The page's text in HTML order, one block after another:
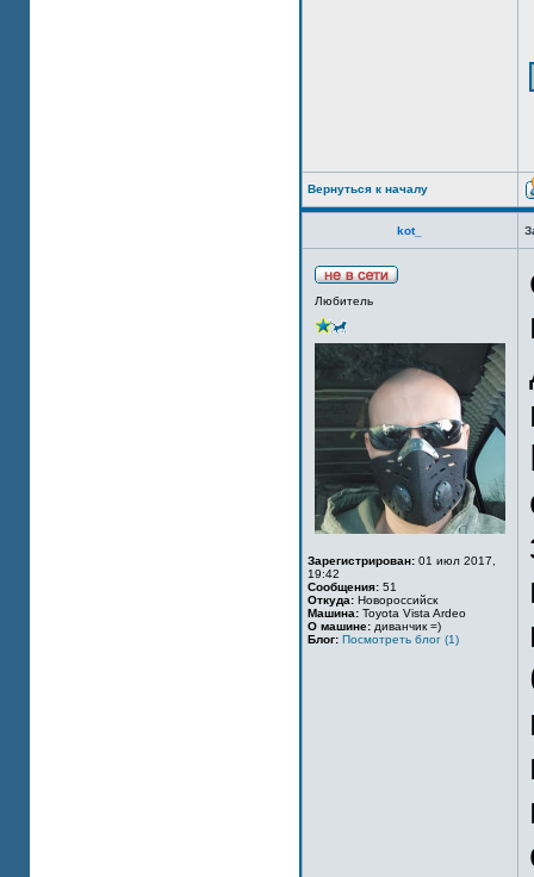
Вернуться к началу
kot_
Любитель
Зарегистрирован: 01 июл 2017,
19:42
Сообщения: 51
Откуда: Новороссийск
Машина: Toyota Vista Ardeo
О машине: диванчик =)
Блог: Посмотреть блог (1)